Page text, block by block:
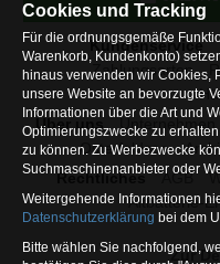
Kundenservice
Zahlungsarten
Über uns
Unternehmen
Osterfeldsee
Rechtliches
AGB
Altbatterie-
Zur
Cookies und Tracking
Für die ordnungsgemäße
Warenkorb, Kundenkonto)
hinaus verwenden wir Cookies,
unsere Website an bevorzugte
Informationen über die Art und
Optimierungszwecke zu
zu können. Zu Werbezwecke
Suchmaschinenanbieter oder
Weitergehende Informationen
Datenschutzerklärung bei dem
Bitte wählen Sie nachfolgend,